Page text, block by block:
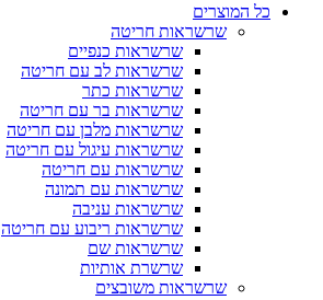
כל המוצרים
שרשראות חריטה
שרשראות כנפיים
שרשראות לב עם חריטה
שרשראות כתר
שרשראות בר עם חריטה
שרשראות מלבן עם חריטה
שרשראות עיגול עם חריטה
שרשראות עם חריטה
שרשראות עם תמונה
שרשראות עניבה
שרשראות ריבוע עם חריטה
שרשראות שם
שרשרת אותיות
שרשראות משובצים